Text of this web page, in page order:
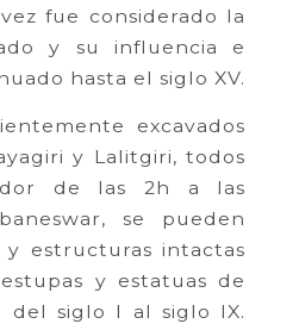
fue considerado la
y su influencia e
hasta el siglo XV.
excavados
y Lalitgiri, todos
de las 2h a las
se pueden
estructuras intactas
y estatuas de
del siglo I al siglo IX.